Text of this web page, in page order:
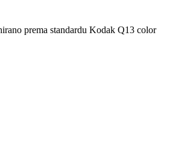
prema standardu Kodak Q13 color